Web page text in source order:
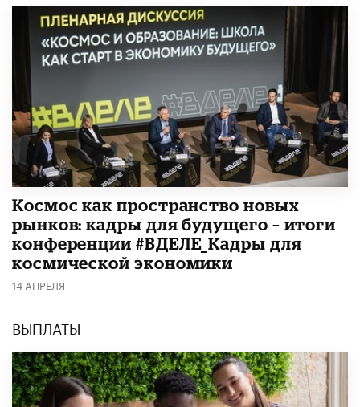
Космос как пространство новых
рынков: кадры для будущего – итоги
конференции #ВДЕЛЕ_Кадры для
космической экономики
14 АПРЕЛЯ
ВЫПЛАТЫ